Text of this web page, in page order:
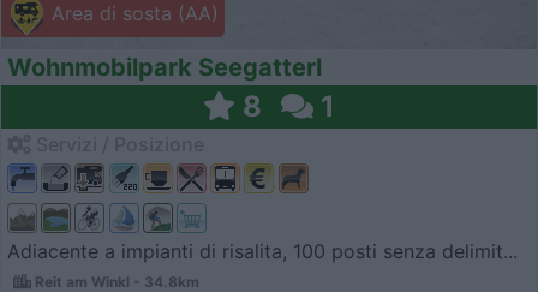
Area di sosta (AA)
Wohnmobilpark Seegatterl
8 1
Adiacente a impianti di risalita, 100 posti senza delimit...
Reit am Winkl - 34.8km